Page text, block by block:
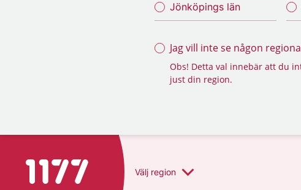
Jönköpings län
Jag vill inte se någon
Obs! Detta val innebär att du
just din region.
Till startsidan för 1177 Välj region